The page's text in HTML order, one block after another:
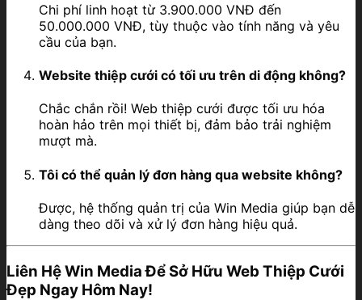
Chi phí linh hoạt từ 3.900.000 VNĐ đến
50.000.000 VNĐ, tùy thuộc vào tính năng và yêu
cầu của bạn.
Website thiệp cưới có tối ưu trên di động không?
Chắc chắn rồi! Web thiệp cưới được tối ưu hóa
hoàn hảo trên mọi thiết bị, đảm bảo trải nghiệm
mượt mà.
Tôi có thể quản lý đơn hàng qua website không?
Được, hệ thống quản trị của Win Media giúp bạn dễ
dàng theo dõi và xử lý đơn hàng hiệu quả.
Liên Hệ Win Media Để Sở Hữu Web Thiệp Cưới
Đẹp Ngay Hôm Nay!